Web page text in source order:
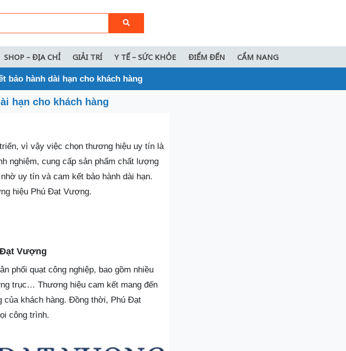
SHOP – ĐỊA CHỈ GIẢI TRÍ Y TẾ – SỨC KHỎE ĐIỂM ĐẾN CẨM NANG
bảo hành dài hạn cho khách hàng
hạn cho khách hàng
vì vậy việc chọn thương hiệu uy tín là
nghiệm, cung cấp sản phẩm chất lượng
uy tín và cam kết bảo hành dài hạn.
hiệu Phú Đạt Vượng.
Vượng
phối quạt công nghiệp, bao gồm nhiều
trục… Thương hiệu cam kết mang đến
của khách hàng. Đồng thời, Phú Đạt
công trình.